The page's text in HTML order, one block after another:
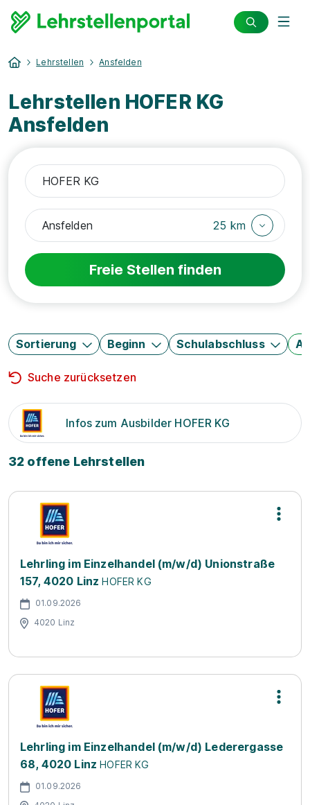
Lehrstellen Ansfelden
Lehrstellen HOFER KG
Ansfelden
25 km
Freie Stellen finden
Sortierung Beginn Schulabschluss
Suche zurücksetzen
Infos zum Ausbilder HOFER KG
32 offene Lehrstellen
Lehrling im Einzelhandel (m/w/d) Unionstraße
157, 4020 Linz HOFER KG
01.09.2026
4020 Linz
Lehrling im Einzelhandel (m/w/d) Lederergasse
68, 4020 Linz HOFER KG
01.09.2026